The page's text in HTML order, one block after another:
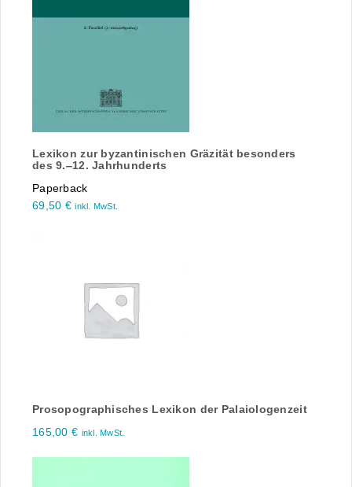
Lexikon zur byzantinischen Gräzität besonders
des 9.‒12. Jahrhunderts
Paperback
69,50 € inkl. MwSt.
Prosopographisches Lexikon der Palaiologenzeit
165,00 € inkl. MwSt.